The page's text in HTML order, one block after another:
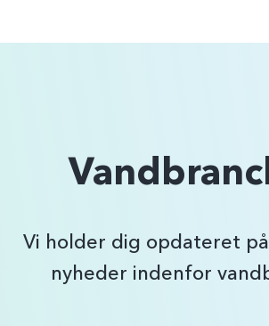
Vi holder dig opdateret
nyheder indenfor